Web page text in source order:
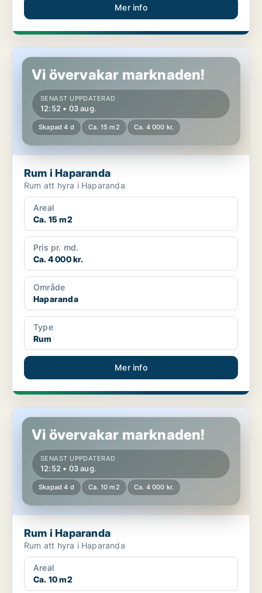
Mer info
Rum i Haparanda
Vi övervakar marknaden!
SENAST UPPDATERAD
12:52 • 03 aug.
Skapad 4 d Ca. 15 m2 Ca. 4 000 kr.
Rum i Haparanda
Rum att hyra i Haparanda
Areal
Ca. 15 m2
Pris pr. md.
Ca. 4 000 kr.
Område
Haparanda
Type
Rum
Mer info
Rum i Haparanda
Vi övervakar marknaden!
SENAST UPPDATERAD
12:52 • 03 aug.
Skapad 4 d Ca. 10 m2 Ca. 4 000 kr.
Rum i Haparanda
Rum att hyra i Haparanda
Areal
Ca. 10 m2